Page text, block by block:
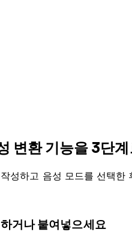
환 기능을 3단계
성하고 음성 모드를 선택
거나 붙여넣으세요